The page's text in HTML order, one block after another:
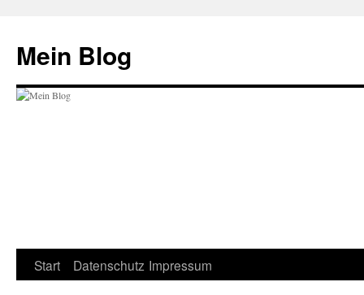
springen
Mein Blog
Start Datenschutz Impressum